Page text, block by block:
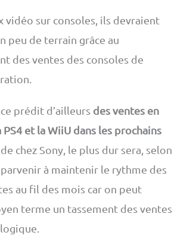
vidéo sur consoles, ils devraient
peu de terrain grâce au
des ventes des consoles de
prédit d’ailleurs des ventes en
PS4 et la WiiU dans les prochains
de chez Sony, le plus dur sera, selon
à maintenir le rythme des
au fil des mois car on peut
terme un tassement des ventes